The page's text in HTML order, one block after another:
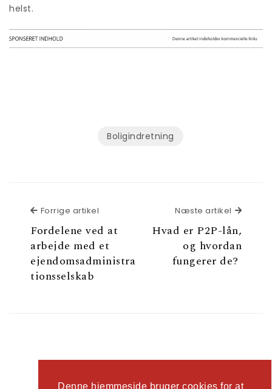
helst.
Boligindretning
Forrige artikel
Fordelene ved at
arbejde med et
ejendomsadministra
tionsselskab
Næste artikel Næste
Hvad er P2P-lån,
og hvordan
fungerer de?
Denne hjemmeside bruger cookies for at